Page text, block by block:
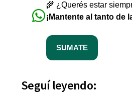
🌾 ¿Querés estar
¡Mantente al tanto de
SUMATE
Seguí leyendo: